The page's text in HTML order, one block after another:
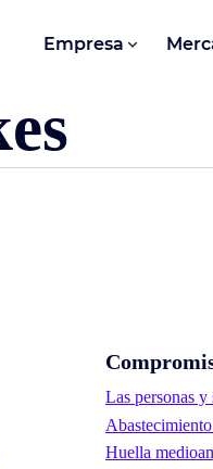
Empresa
Las personas
Huella